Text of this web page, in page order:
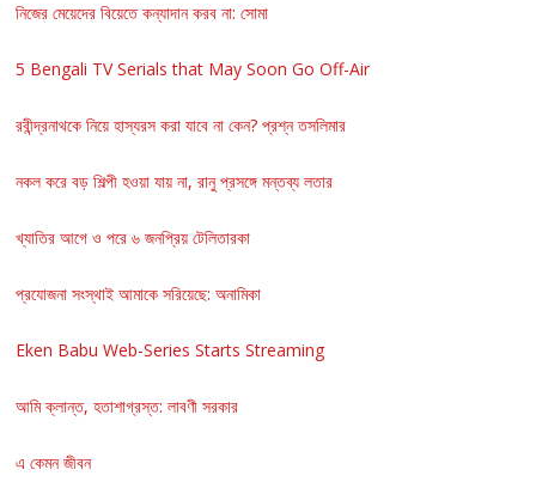
নিজের মেয়েদের বিয়েতে কন্যাদান করব না: সোমা
5 Bengali TV Serials that May Soon Go Off-Air
রবীন্দ্রনাথকে নিয়ে হাস্যরস করা যাবে না কেন? প্রশ্ন তসলিমার
নকল করে বড় শিল্পী হওয়া যায় না, রানু প্রসঙ্গে মন্তব্য লতার
খ্যাতির আগে ও পরে ৬ জনপ্রিয় টেলিতারকা
প্রযোজনা সংস্থাই আমাকে সরিয়েছে: অনামিকা
Eken Babu Web-Series Starts Streaming
আমি ক্লান্ত, হতাশাগ্রস্ত: লাবণী সরকার
এ কেমন জীবন